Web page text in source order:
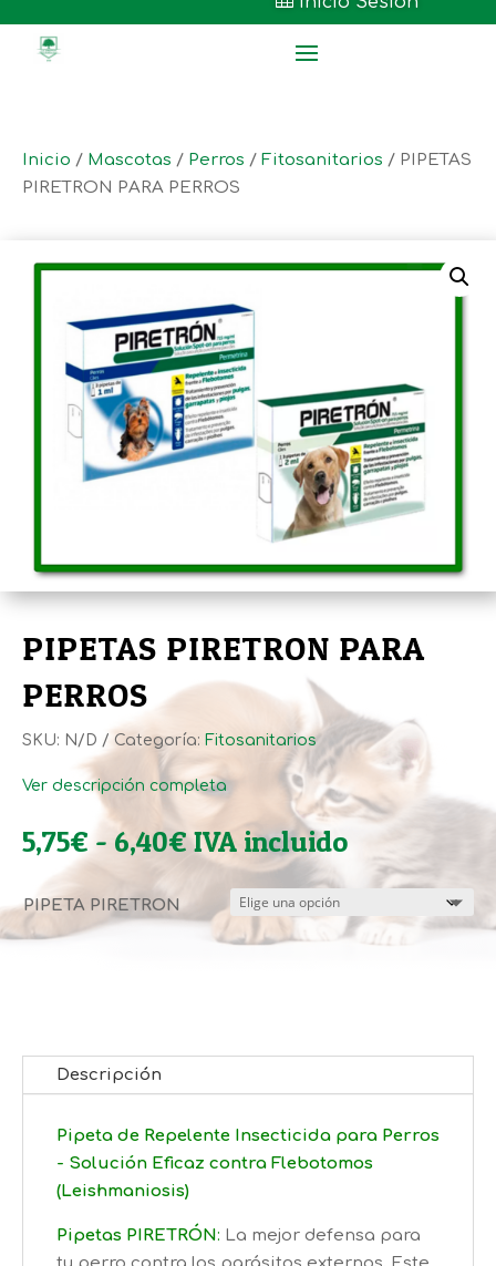
Inicio / Mascotas / Perros / Fitosanitarios / PIPETAS
PIRETRON PARA PERROS
PIPETAS PIRETRON PARA
PERROS
SKU: N/D Categoría: Fitosanitarios
Ver descripción completa
5,75€ - 6,40€Rango
de
precios:
desde
5,75€
IVA incluido
PIPETA PIRETRON
Descripción
Pipeta de Repelente Insecticida para Perros
- Solución Eficaz contra Flebotomos
(Leishmaniosis)
Pipetas PIRETRÓN: La mejor defensa para